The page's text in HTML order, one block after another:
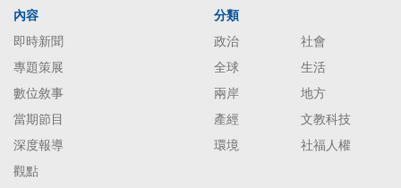
內容
即時新聞
專題策展
數位敘事
當期節目
深度報導
觀點
分類
政治
社會
全球
生活
兩岸
地方
產經
文教科技
環境
社福人權